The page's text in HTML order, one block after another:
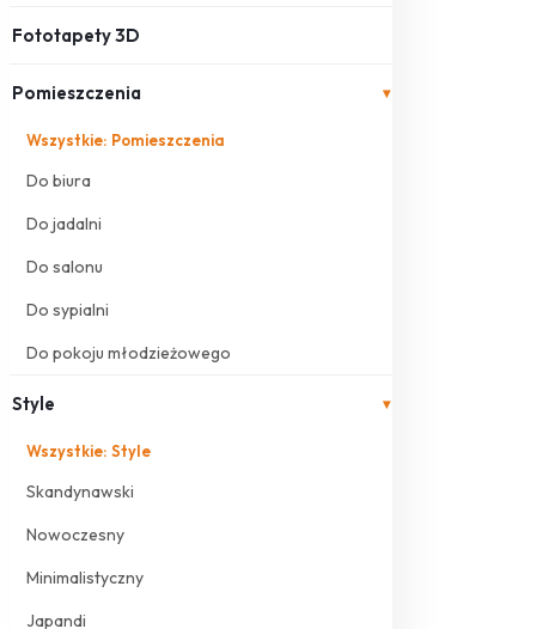
Fototapety 3D
Pomieszczenia ▾
Wszystkie: Pomieszczenia
Do biura
Do jadalni
Do salonu
Do sypialni
Do pokoju młodzieżowego
Style ▾
Wszystkie: Style
Skandynawski
Nowoczesny
Minimalistyczny
Japandi